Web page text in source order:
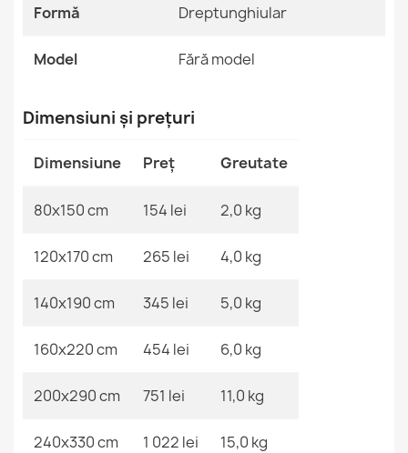
Covor FUSION Crem Bej
153,90 lej
Formă Dreptunghiular
Model Fără model
Dimensiuni și prețuri
Dimensiune Preț Greutate
80x150 cm 154 lei 2,0 kg
120x170 cm 265 lei 4,0 kg
140x190 cm 345 lei 5,0 kg
160x220 cm 454 lei 6,0 kg
200x290 cm 751 lei 11,0 kg
240x330 cm 1 022 lei 15,0 kg